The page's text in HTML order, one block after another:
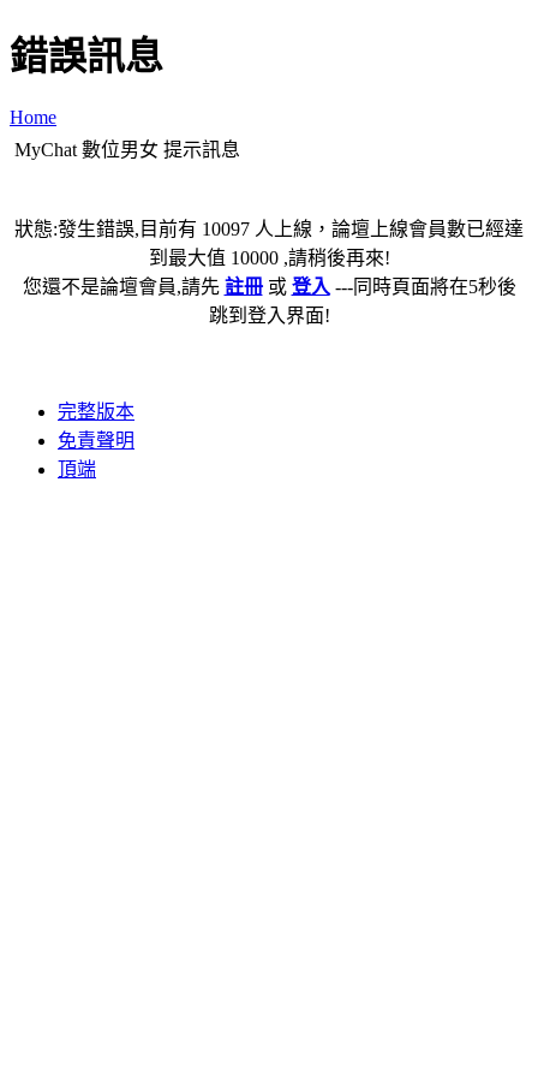
錯誤訊息
Home
MyChat 數位男女 提示訊息
狀態:發生錯誤,目前有 10097 人上線，論壇上線會員數已經達
到最大值 10000 ,請稍後再來!
您還不是論壇會員,請先 註冊或 登入 ---同時頁面將在5秒後
跳到登入界面!
完整版本
免責聲明
頂端